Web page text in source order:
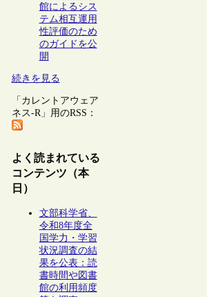
館によるシス
テム相互運用
性評価のため
のガイドを公
開
続きを見る
「カレントアウェア
ネス-R」用のRSS：
よく読まれている
コンテンツ（本
日）
文部科学省、
令和8年度全
国学力・学習
状況調査の結
果を公表：読
書時間や図書
館の利用頻度